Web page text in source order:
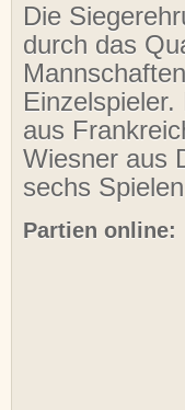
Die
durch das
aus
Wiesner aus
sechs
Partien online: